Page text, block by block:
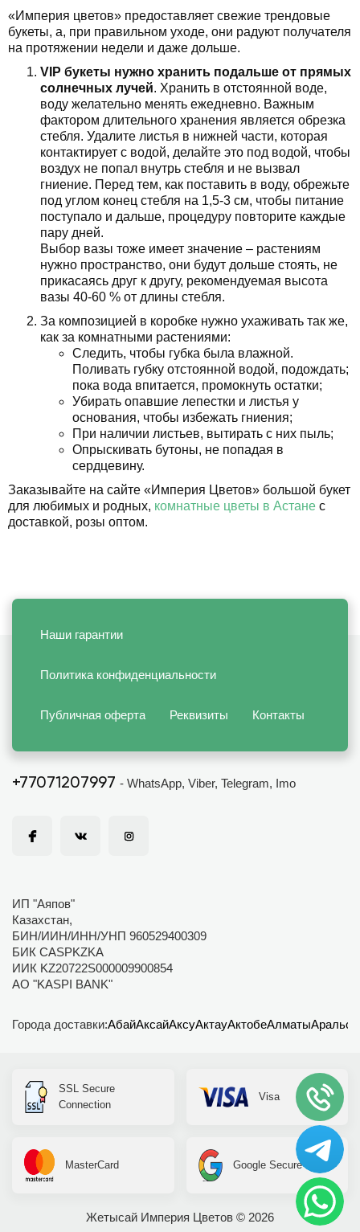
«Империя цветов» предоставляет свежие трендовые
букеты, а, при правильном уходе, они радуют получателя
на протяжении недели и даже дольше.
VIP букеты нужно хранить подальше от прямых
солнечных лучей. Хранить в отстоянной воде,
воду желательно менять ежедневно. Важным
фактором длительного хранения является обрезка
стебля. Удалите листья в нижней части, которая
контактирует с водой, делайте это под водой, чтобы
воздух не попал внутрь стебля и не вызвал
гниение. Перед тем, как поставить в воду, обрежьте
под углом конец стебля на 1,5-3 см, чтобы питание
поступало и дальше, процедуру повторите каждые
пару дней.
Выбор вазы тоже имеет значение – растениям
нужно пространство, они будут дольше стоять, не
прикасаясь друг к другу, рекомендуемая высота
вазы 40-60 % от длины стебля.
За композицией в коробке нужно ухаживать так же,
как за комнатными растениями:
Следить, чтобы губка была влажной.
Поливать губку отстоянной водой, подождать;
пока вода впитается, промокнуть остатки;
Убирать опавшие лепестки и листья у
основания, чтобы избежать гниения;
При наличии листьев, вытирать с них пыль;
Опрыскивать бутоны, не попадая в
сердцевину.
Заказывайте на сайте «Империя Цветов» большой букет
для любимых и родных, комнатные цветы в Астане с
доставкой, розы оптом.
Наши гарантии
Политика конфиденциальности
Публичная оферта Реквизиты Контакты
+77071207997 - WhatsApp, Viber, Telegram, Imo
ИП "Аяпов"
Казахстан,
БИН/ИИН/ИНН/УНП 960529400309
БИК CASPKZKA
ИИК KZ20722S000009900854
АО "KASPI BANK"
Города доставки:АбайАксайАксуАктауАктобеАлматыАральск
Жетысай Империя Цветов © 2026
SSL Secure
Connection
Visa
MasterCard Google Secure